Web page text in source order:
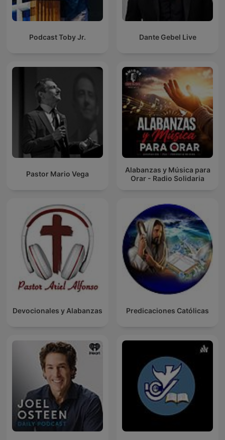
Podcast Toby Jr. Dante Gebel Live
Pastor Mario Vega
Alabanzas y Música para
Orar - Radio Solidaria
Devocionales y Alabanzas Predicaciones Católicas